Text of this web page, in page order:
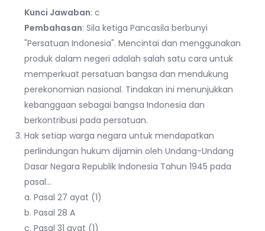
Kunci Jawaban: c
Pembahasan: Sila ketiga Pancasila berbunyi
"Persatuan Indonesia". Mencintai dan menggunakan
produk dalam negeri adalah salah satu cara untuk
memperkuat persatuan bangsa dan mendukung
perekonomian nasional. Tindakan ini menunjukkan
kebanggaan sebagai bangsa Indonesia dan
berkontribusi pada persatuan.
Hak setiap warga negara untuk mendapatkan
perlindungan hukum dijamin oleh Undang-Undang
Dasar Negara Republik Indonesia Tahun 1945 pada
pasal…
a. Pasal 27 ayat (1)
b. Pasal 28 A
c. Pasal 31 ayat (1)